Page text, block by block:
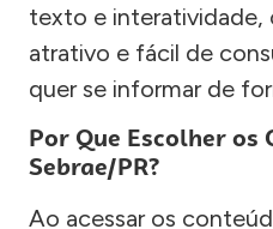
texto e interatividade,
atrativo e fácil de
quer se informar de
Por Que Escolher os
Sebrae/PR?
Ao acessar os